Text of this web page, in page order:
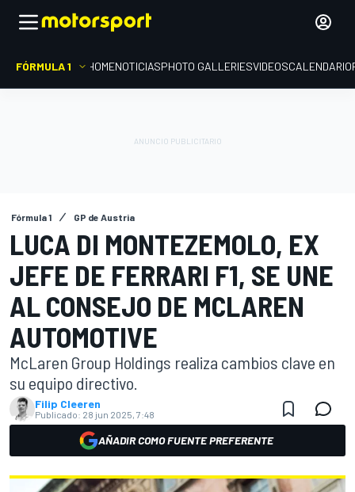
FÓRMULA 1 HOMENOTICIASPHOTO GALLERIESVIDEOSCALENDARIO
Fórmula 1 GP de Austria
LUCA DI MONTEZEMOLO, EX
JEFE DE FERRARI F1, SE UNE
AL CONSEJO DE MCLAREN
AUTOMOTIVE
McLaren Group Holdings realiza cambios clave en
su equipo directivo.
Filip Cleeren
Publicado: 28 jun 2025, 7:48
AÑADIR COMO FUENTE PREFERENTE